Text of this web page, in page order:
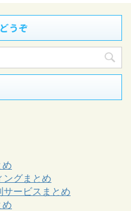
うぞ
グまとめ
ービスまとめ